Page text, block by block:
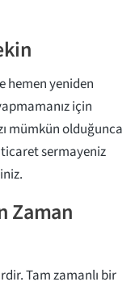
hemen yeniden
için
mümkün olduğunca
ticaret sermayeniz
Zaman
Tam zamanlı bir